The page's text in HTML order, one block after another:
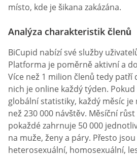
místo, kde je šikana zakázána.
Analýza charakteristik členů
BiCupid nabízí své služby
Platforma je poměrně aktivní a
Více než 1 milion členů tedy patří
nich je online každý týden.
globální statistiky, každý měsíc je
než 230 000 návštěv. Měsíční
pokaždé zahrnuje 50 000
na muže, ženy a páry. Přesto
heterosexuální, homosexuální,